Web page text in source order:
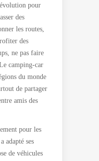
pour
des
les routes,
des
ne pas faire
camping-car
du monde
de partager
amis des
pour les
adapté ses
de véhicules